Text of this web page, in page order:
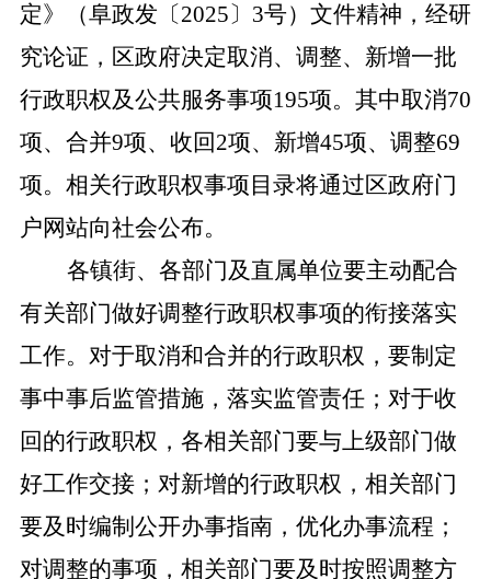
定》（阜政发 〔2025〕 3号）文件精神，经研
究论证，区政府决定取消、调整、新增一批
行政职权及公共服务事项195项。其中取消70
项、合并9项、收回2项、新增45项、调整69
项。相关行政职权事项目录将通过区政府门
户网站向社会公布。
各镇街、各部门及直属单位要主动配合
有关部门做好调整行政职权事项的衔接落实
工作。对于取消和合并的行政职权，要制定
事中事后监管措施，落实监管责任； 对于收
回的行政职权，各相关部门要与上级部门做
好工作交接；对新增的行政职权，相关部门
要及时编制公开办事指南，优化办事流程；
对调整的事项，相关部门要及时按照调整方